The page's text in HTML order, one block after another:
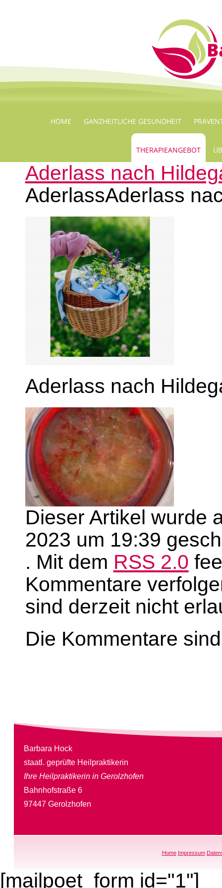
HOME GANZHEITLICHE GESUNDHEIT
THERAPIEANGEBOT
Aderlass nach
AderlassAderlass
Aderlass nach
Dieser Artikel wurde
2023 um 19:39
. Mit dem RSS 2.0
Kommentare
sind derzeit nicht
Die Kommentare
Barbara Hock
staatl. geprüfte Heilpraktikerin
Ihre Heilpraktikerin in Gerolzhofen
Bahnhofstraße 6
97447 Gerolzhofen
Home Impressum
[mailpoet_form id="1"]